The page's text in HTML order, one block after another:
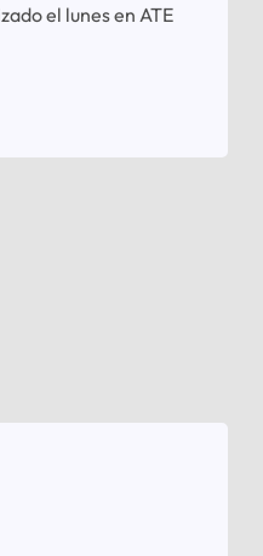
el lunes en ATE